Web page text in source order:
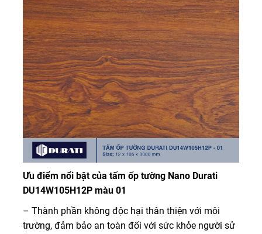
Ưu điểm nổi bật của tấm ốp tường Nano Durati
DU14W105H12P màu 01
– Thành phần không độc hại thân thiện với môi
trường, đảm bảo an toàn đối với sức khỏe người sử